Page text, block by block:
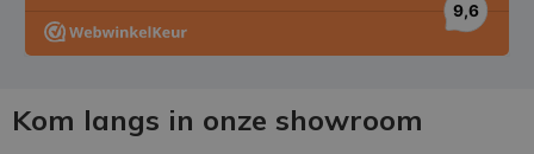
Kom langs in onze showroom